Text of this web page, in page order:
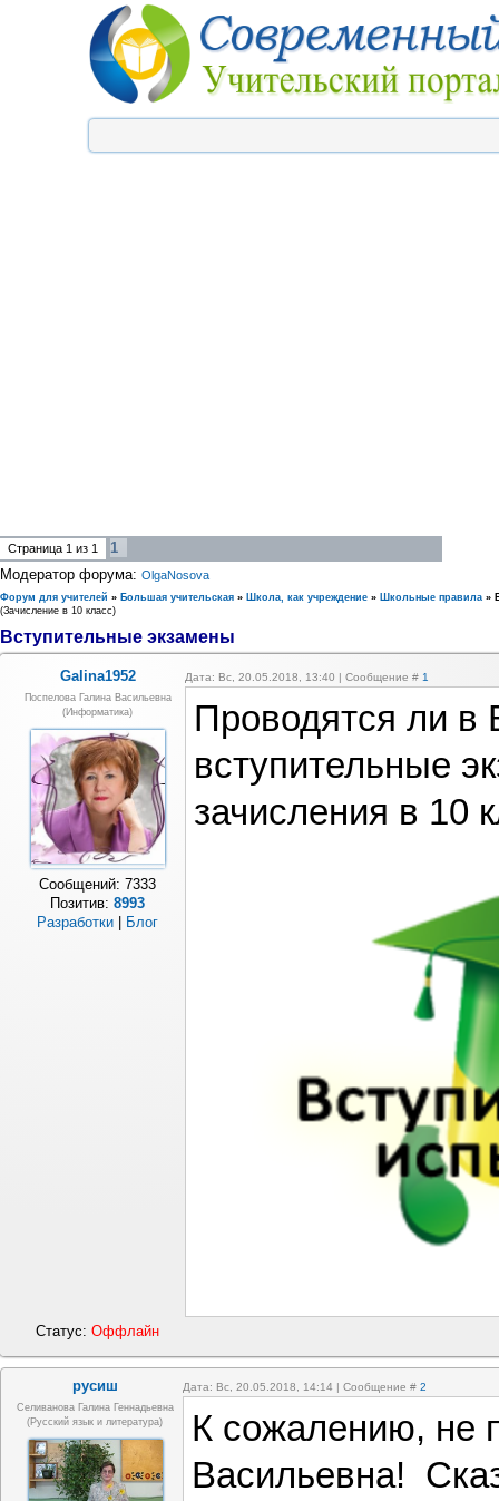
Страница 1 из 1
1
Модератор форума: OlgaNosova
Форум для учителей » Большая учительская » Школа, как учреждение » Школьные правила »
(Зачисление в 10 класс)
Вступительные экзамены
Galina1952 Дата: Вс, 20.05.2018, 13:40 | Сообщение # 1
Поспелова Галина Васильевна
(информатика)
Сообщений:7333
Позитив:8993
Разработки
Блог
Проводятся ли
вступительные
зачисления в 10
Статус:Оффлайн
русиш Дата: Вс, 20.05.2018, 14:14 | Сообщение # 2
Селиванова Галина Геннадьевна
(русский язык и литература)
К сожалению, не
Васильевна!